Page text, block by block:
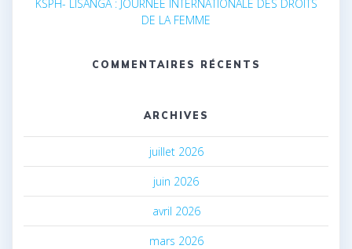
KSPH- LISANGA : JOURNEE INTERNATIONALE DES DROITS
DE LA FEMME
COMMENTAIRES RÉCENTS
ARCHIVES
juillet 2026
juin 2026
avril 2026
mars 2026